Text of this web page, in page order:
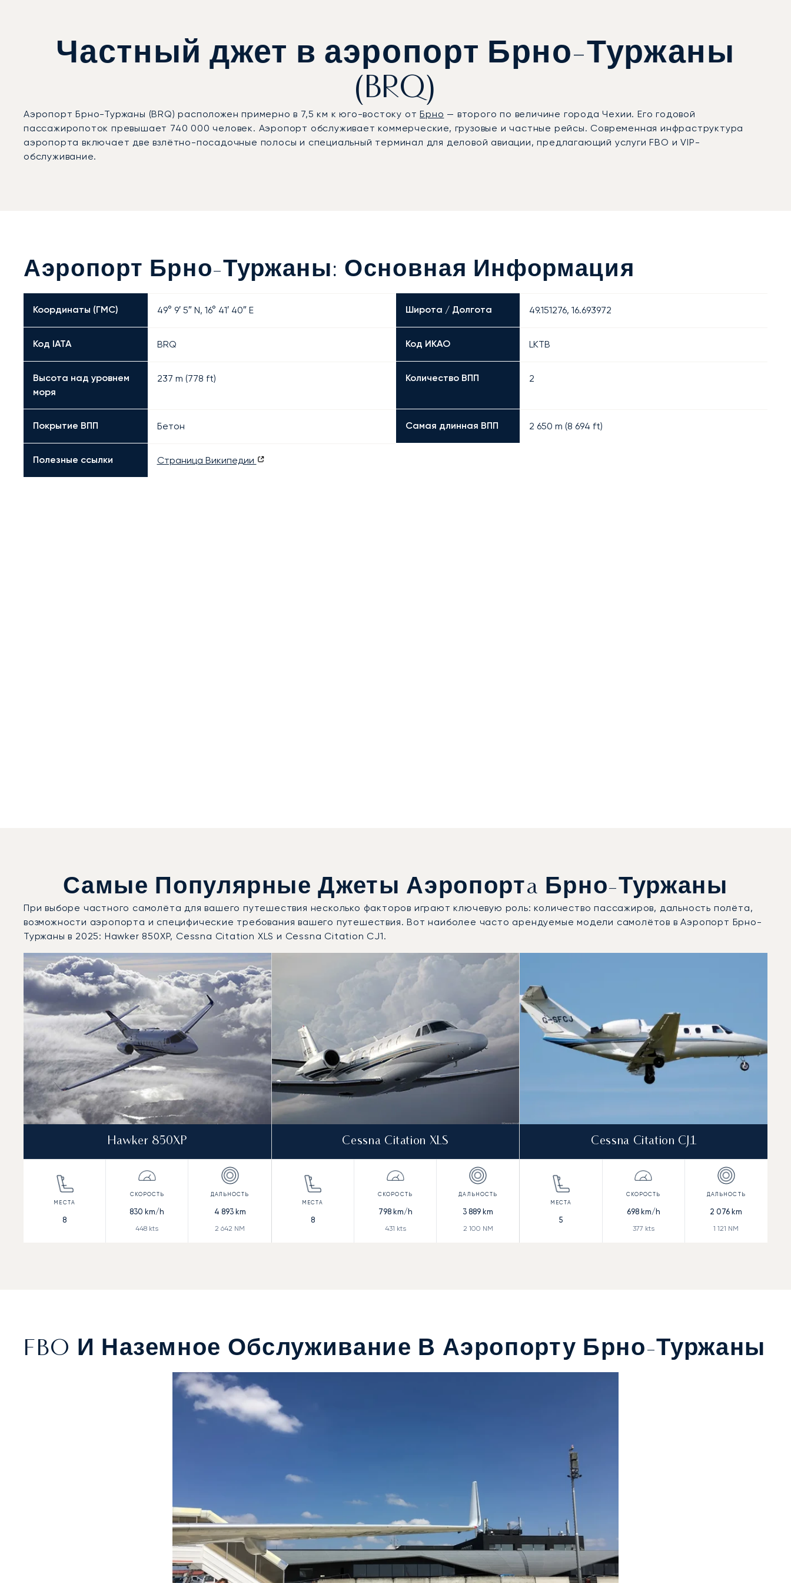
Частный джет в аэропорт Брно-Туржаны
(BRQ)
Аэропорт Брно-Туржаны (BRQ) расположен примерно в 7,5 км к юго-востоку отБрно — второго по величине города Чехии. Его годовой
пассажиропоток превышает 740 000 человек. Аэропорт обслуживает коммерческие, грузовые и частные рейсы. Современная инфраструктура
аэропорта включает две взлётно-посадочные полосы и специальный терминал для деловой авиации, предлагающий услуги FBO и VIP-
обслуживание.
Аэропорт Брно-Туржаны: Основная Информация
Координаты (ГМС) 49° 9′ 5″ N, 16° 41′ 40″ E Широта / Долгота 49.151276, 16.693972
Код IATA BRQ Код ИКАО LKTB
Высота над уровнем
моря
237 m (778 ft) Количество ВПП 2
Покрытие ВПП Бетон Самая длинная ВПП 2 650 m (8 694 ft)
Полезные ссылки Страница Википедии
Самые Популярные Джеты Аэропортa Брно-Туржаны
При выборе частного самолёта для вашего путешествия несколько факторов играют ключевую роль: количество пассажиров, дальность полёта,
возможности аэропорта и специфические требования вашего путешествия. Вот наиболее часто арендуемые модели самолётов в Аэропорт Брно-
Туржаны в 2025: Hawker 850XP, Cessna Citation XLS и Cessna Citation CJ1.
Аэропорт Брно-Туржаны : 3 наиболее востребованные модели воздушных судов по числу полётных движений в 2025 году
Фото воздушного суднаМодель воздушного судна
Скорость (км/ч)
Скорость (узлы)
Дальность (км)
Дальность (NM)
Hawker 850XP
8
830 km/h
448 kts
4 893km
2 642 NM
Cessna Citation XLS
8
798km/h
431 kts
3 889 km
2 100 NM
Cessna Citation CJ1
5
698km/h
377 kts
2 076 km
1 121 NM
FBO И Наземное Обслуживание В Аэропорту Брно-Туржаны